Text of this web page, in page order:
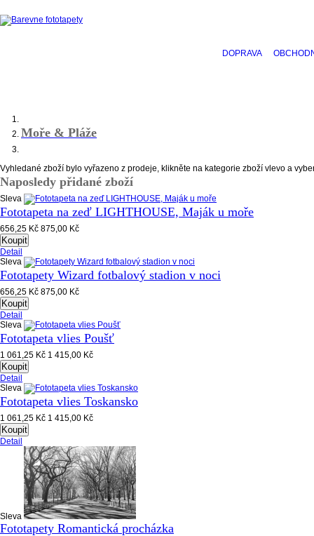
DOPRAVA
Moře & Pláže
Vyhledané zboží bylo vyřazeno z prodeje, klikněte na kategorie zboží vlevo a
Naposledy přidané zboží
Sleva
Fototapeta na zeď LIGHTHOUSE, Maják u moře
656,25 Kč 875,00 Kč
Koupit
Detail
Sleva
Fototapety Wizard fotbalový stadion v noci
656,25 Kč 875,00 Kč
Koupit
Detail
Sleva
Fototapeta vlies Poušť
1 061,25 Kč 1 415,00 Kč
Koupit
Detail
Sleva
Fototapeta vlies Toskansko
1 061,25 Kč 1 415,00 Kč
Koupit
Detail
Sleva
Fototapety Romantická procházka